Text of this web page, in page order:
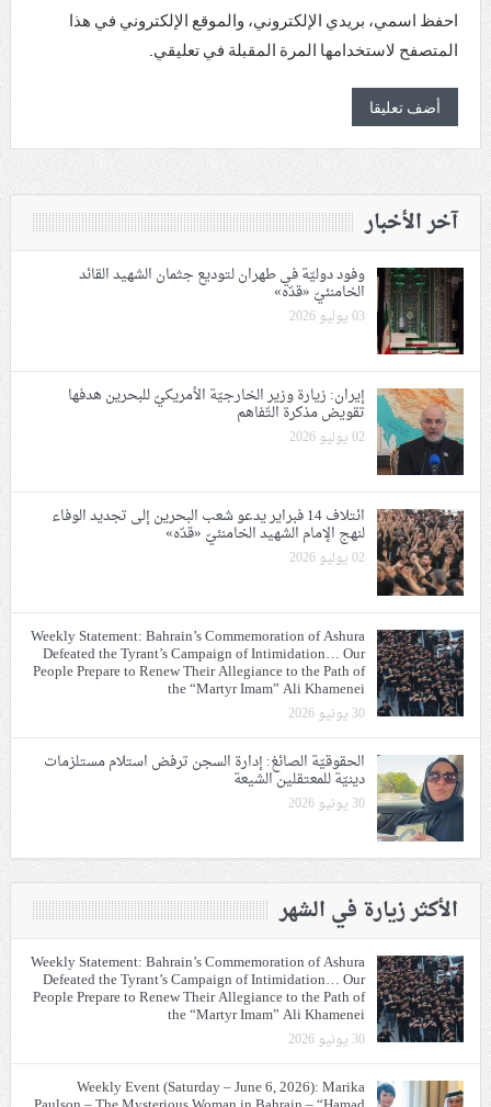
احفظ اسمي، بريدي الإلكتروني، والموقع الإلكتروني في هذا
المتصفح لاستخدامها المرة المقبلة في تعليقي.
آخر الأخبار
وفود دوليّة في طهران لتوديع جثمان الشهيد القائد
الخامنئيّ «قدّه»
03 يوليو 2026
إيران: زيارة وزير الخارجيّة الأمريكيّ للبحرين هدفها
تقويض مذكرة التّفاهم
02 يوليو 2026
ائتلاف 14 فبراير يدعو شعب البحرين إلى تجديد الوفاء
لنهج الإمام الشهيد الخامنئيّ «قدّه»
02 يوليو 2026
Weekly Statement: Bahrain’s Commemoration of Ashura
Defeated the Tyrant’s Campaign of Intimidation… Our
People Prepare to Renew Their Allegiance to the Path of
the “Martyr Imam” Ali Khamenei
30 يونيو 2026
الحقوقيّة الصائغ: إدارة السجن ترفض استلام مستلزمات
دينيّة للمعتقلين الشيعة
30 يونيو 2026
الأكثر زيارة في الشهر
Weekly Statement: Bahrain’s Commemoration of Ashura
Defeated the Tyrant’s Campaign of Intimidation… Our
People Prepare to Renew Their Allegiance to the Path of
the “Martyr Imam” Ali Khamenei
30 يونيو 2026
Weekly Event (Saturday – June 6, 2026): Marika